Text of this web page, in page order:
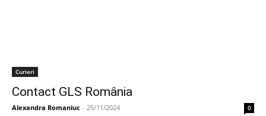
Curieri
Contact GLS România
Alexandra Romaniuc - 25/11/2024 0